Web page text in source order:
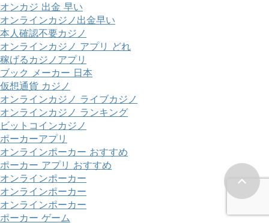
オンカジ 出金 早い
オンラインカジノ出金早い
本人確認不要カジノ
オンラインカジノ アプリ どれ
稼げるカジノアプリ
ブック メーカー 日本
仮想通貨 カジノ
オンラインカジノ ライブカジノ
オンラインカジノ ランキング
ビットコインカジノ
ポーカーアプリ
オンラインポーカー おすすめ
ポーカー アプリ おすすめ
オンラインポーカー
オンラインポーカー
オンラインポーカー
ポーカー ゲーム